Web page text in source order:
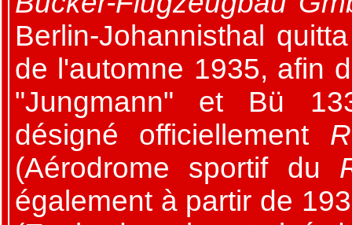
Berlin-Johannisthal
de l'automne 1935, afin
"Jungmann" et Bü
désigné officiellement
(Aérodrome sportif du
également à partir de